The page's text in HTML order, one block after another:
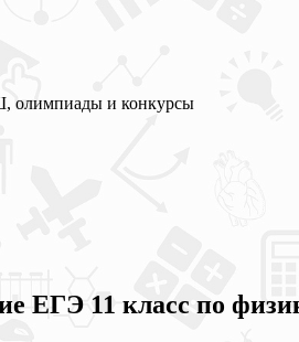
и конкурсы
ЕГЭ 11 класс по